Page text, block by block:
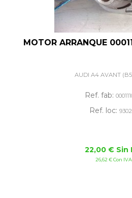
MOTOR ARRANQUE
AUDI A4 AVANT
Ref. fab:
Ref. loc:
22,00 € Sin
26,62 € Con IVA